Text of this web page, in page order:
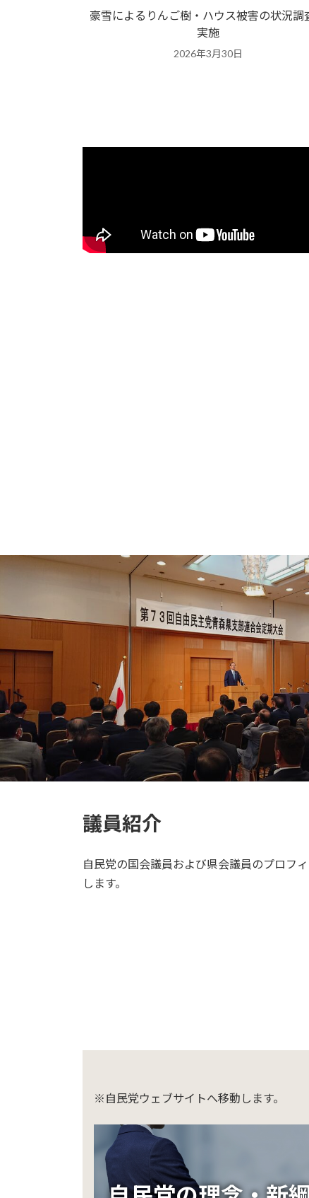
豪雪によるりんご樹・ハウス被害の状況調
実施
2026年3月30日
議員紹介
自民党の国会議員および県会議員のプロフ
します。
※自民党ウェブサイトへ移動します。